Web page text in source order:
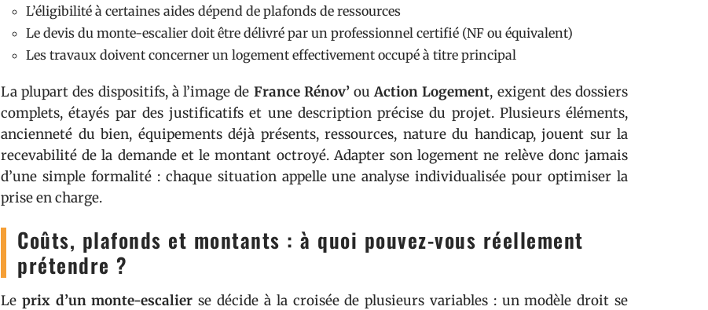
L’éligibilité à certaines aides dépend de plafonds de ressources
Le devis du monte-escalier doit être délivré par un professionnel certifié (NF ou équivalent)
Les travaux doivent concerner un logement effectivement occupé à titre principal
La plupart des dispositifs, à l’image de France Rénov’ouAction Logement, exigent des dossiers
complets, étayés par des justificatifs et une description précise du projet. Plusieurs éléments,
ancienneté du bien, équipements déjà présents, ressources, nature du handicap, jouent sur la
recevabilité de la demande et le montant octroyé. Adapter son logement ne relève donc jamais
d’une simple formalité : chaque situation appelle une analyse individualisée pour optimiser la
prise en charge.
Coûts, plafonds et montants : à quoi pouvez-vous réellement
prétendre ?
Le prix d’un monte-escalier se décide à la croisée de plusieurs variables : un modèle droit se